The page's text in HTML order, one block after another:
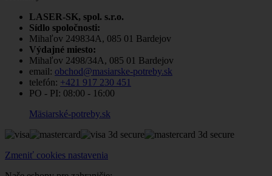
LASER-SK, spol. s.r.o.
Sídlo spoločnosti:
Mihaľov 249834A, 085 01 Bardejov
Výdajné miesto:
Mihaľov 2498/34A, 085 01 Bardejov
email: obchod@masiarske-potreby.sk
telefón: +421 917 230 451
PO - PI: 08:00 - 16:00
Mäsiarské-potreby.sk
Zmeniť cookies nastavenia